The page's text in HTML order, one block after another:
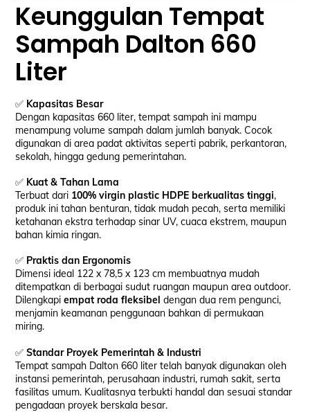
Keunggulan Tempat
Sampah Dalton 660
Liter
✅ Kapasitas Besar
Dengan kapasitas 660 liter, tempat sampah ini mampu
menampung volume sampah dalam jumlah banyak. Cocok
digunakan di area padat aktivitas seperti pabrik, perkantoran,
sekolah, hingga gedung pemerintahan.
✅ Kuat & Tahan Lama
Terbuat dari 100% virgin plastic HDPE berkualitas tinggi,
produk ini tahan benturan, tidak mudah pecah, serta memiliki
ketahanan ekstra terhadap sinar UV, cuaca ekstrem, maupun
bahan kimia ringan.
✅ Praktis dan Ergonomis
Dimensi ideal 122 x 78,5 x 123 cm membuatnya mudah
ditempatkan di berbagai sudut ruangan maupun area outdoor.
Dilengkapiempat roda fleksibel dengan dua rem pengunci,
menjamin keamanan penggunaan bahkan di permukaan
miring.
✅Standar Proyek Pemerintah & Industri
Tempat sampah Dalton 660 liter telah banyak digunakan oleh
instansi pemerintah, perusahaan industri, rumah sakit, serta
fasilitas umum. Kualitasnya terbukti handal dan sesuai standar
pengadaan proyek berskala besar.